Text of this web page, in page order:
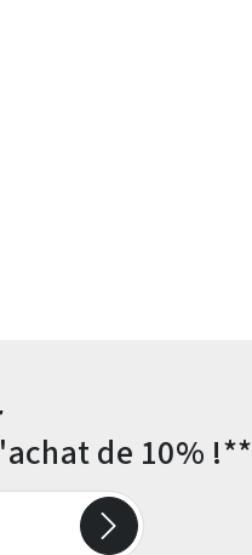
de 10% !**